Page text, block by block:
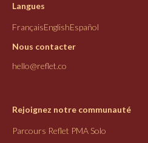
Langues
FrançaisEnglishEspañol
Nous contacter
hello@reflet.co
Rejoignez notre communauté
Parcours Reflet PMA Solo